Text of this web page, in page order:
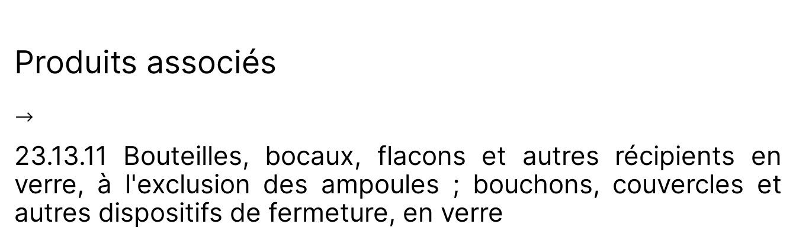
Produits associés
-->
23.13.11 Bouteilles, bocaux, flacons et autres récipients en
verre, à l'exclusion des ampoules ; bouchons, couvercles et
autres dispositifs de fermeture, en verre